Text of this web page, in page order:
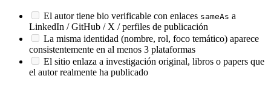
El autor tiene bio verificable con enlaces sameAs a
LinkedIn / GitHub / X / perfiles de publicación
La misma identidad (nombre, rol, foco temático) aparece
consistentemente en al menos 3 plataformas
El sitio enlaza a investigación original, libros o papers que
el autor realmente ha publicado